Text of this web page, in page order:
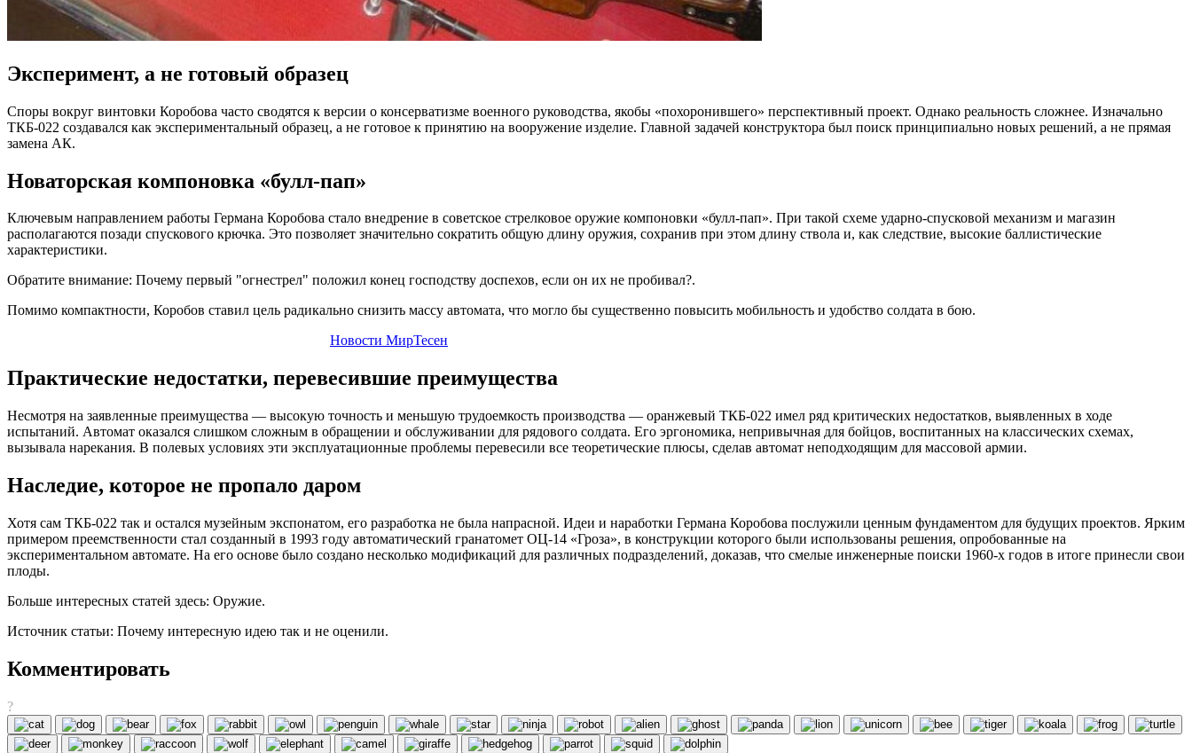
Эксперимент, а не готовый образец
Споры вокруг винтовки Коробова часто сводятся к версии о консерватизме военного руководства, якобы «похоронившего» перспективный проект. Однако реальность сложнее. Изначально
ТКБ-022 создавался как экспериментальный образец, а не готовое к принятию на вооружение изделие. Главной задачей конструктора был поиск принципиально новых решений, а не прямая
замена АК.
Новаторская компоновка «булл-пап»
Ключевым направлением работы Германа Коробова стало внедрение в советское стрелковое оружие компоновки «булл-пап». При такой схеме ударно-спусковой механизм и магазин
располагаются позади спускового крючка. Это позволяет значительно сократить общую длину оружия, сохранив при этом длину ствола и, как следствие, высокие баллистические
характеристики.
Обратите внимание: Почему первый "огнестрел" положил конец господству доспехов, если он их не пробивал?.
Помимо компактности, Коробов ставил цель радикально снизить массу автомата, что могло бы существенно повысить мобильность и удобство солдата в бою.
Новости МирТесен
Практические недостатки, перевесившие преимущества
Несмотря на заявленные преимущества — высокую точность и меньшую трудоемкость производства — оранжевый ТКБ-022 имел ряд критических недостатков, выявленных в ходе
испытаний. Автомат оказался слишком сложным в обращении и обслуживании для рядового солдата. Его эргономика, непривычная для бойцов, воспитанных на классических схемах,
вызывала нарекания. В полевых условиях эти эксплуатационные проблемы перевесили все теоретические плюсы, сделав автомат неподходящим для массовой армии.
Наследие, которое не пропало даром
Хотя сам ТКБ-022 так и остался музейным экспонатом, его разработка не была напрасной. Идеи и наработки Германа Коробова послужили ценным фундаментом для будущих проектов. Ярким
примером преемственности стал созданный в 1993 году автоматический гранатомет ОЦ-14 «Гроза», в конструкции которого были использованы решения, опробованные на
экспериментальном автомате. На его основе было создано несколько модификаций для различных подразделений, доказав, что смелые инженерные поиски 1960-х годов в итоге принесли свои
плоды.
Больше интересных статей здесь: Оружие.
Источник статьи: Почему интересную идею так и не оценили.
Комментировать
?